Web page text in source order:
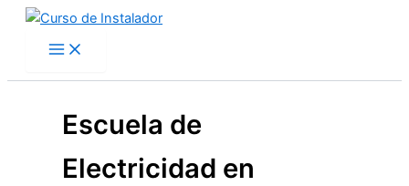
contenido
Escuela de
Electricidad en